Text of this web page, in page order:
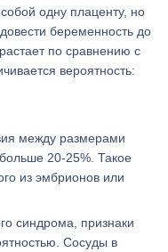
одну плаценту, но
беременность до
по сравнению с
вероятность:
между размерами
20-25%. Такое
из эмбрионов или
синдрома, признаки
Сосуды в